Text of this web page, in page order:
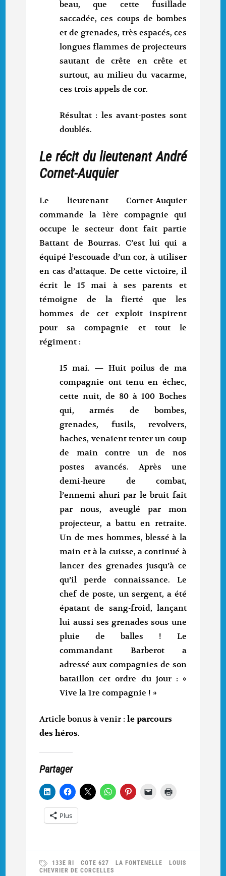
beau, que cette fusillade
saccadée, ces coups de bombes
et de grenades, très espacés, ces
longues flammes de projecteurs
sautant de crête en crête et
surtout, au milieu du vacarme,
ces trois appels de cor.
Résultat : les avant-postes sont
doublés.
Le récit du lieutenant André
Cornet-Auquier
Le lieutenant Cornet-Auquier
commande la 1ère compagnie qui
occupe le secteur dont fait partie
Battant de Bourras. C’est lui qui a
équipé l’escouade d’un cor, à utiliser
en cas d’attaque. De cette victoire, il
écrit le 15 mai à ses parents et
témoigne de la fierté que les
hommes de cet exploit inspirent
pour sa compagnie et tout le
régiment :
15 mai. — Huit poilus de ma
compagnie ont tenu en échec,
cette nuit, de 80 à 100 Boches
qui, armés de bombes,
grenades, fusils, revolvers,
haches, venaient tenter un coup
de main contre un de nos
postes avancés. Après une
demi-heure de combat,
l’ennemi ahuri par le bruit fait
par nous, aveuglé par mon
projecteur, a battu en retraite.
Un de mes hommes, blessé à la
main et à la cuisse, a continué à
lancer des grenades jusqu’à ce
qu’il perde connaissance. Le
chef de poste, un sergent, a été
épatant de sang-froid, lançant
lui aussi ses grenades sous une
pluie de balles ! Le
commandant Barberot a
adressé aux compagnies de son
bataillon cet ordre du jour : «
Vive la 1re compagnie ! »
Article bonus à venir :le parcours
des héros.
Partager
Plus
133E RI COTE 627 LA FONTENELLE
LOUIS
CHEVRIER DE CORCELLES